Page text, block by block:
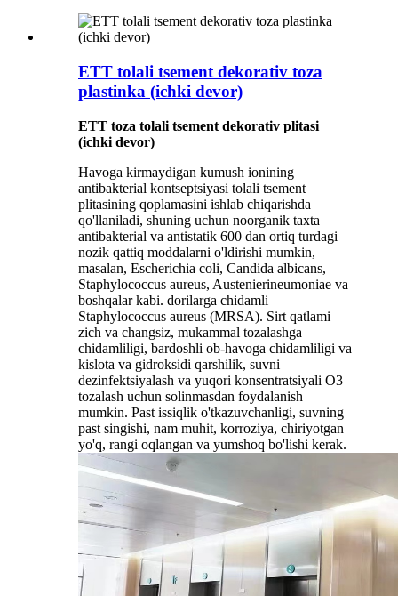
ETT tolali tsement dekorativ toza
plastinka (ichki devor)
ETT toza tolali tsement dekorativ plitasi
(ichki devor)
Havoga kirmaydigan kumush ionining
antibakterial kontseptsiyasi tolali tsement
plitasining qoplamasini ishlab chiqarishda
qo'llaniladi, shuning uchun noorganik taxta
antibakterial va antistatik 600 dan ortiq turdagi
nozik qattiq moddalarni o'ldirishi mumkin,
masalan, Escherichia coli, Candida albicans,
Staphylococcus aureus, Austenierineumoniae va
boshqalar kabi. dorilarga chidamli
Staphylococcus aureus (MRSA). Sirt qatlami
zich va changsiz, mukammal tozalashga
chidamliligi, bardoshli ob-havoga chidamliligi va
kislota va gidroksidi qarshilik, suvni
dezinfektsiyalash va yuqori konsentratsiyali O3
tozalash uchun solinmasdan foydalanish
mumkin. Past issiqlik o'tkazuvchanligi, suvning
past singishi, nam muhit, korroziya, chiriyotgan
yo'q, rangi oqlangan va yumshoq bo'lishi kerak.